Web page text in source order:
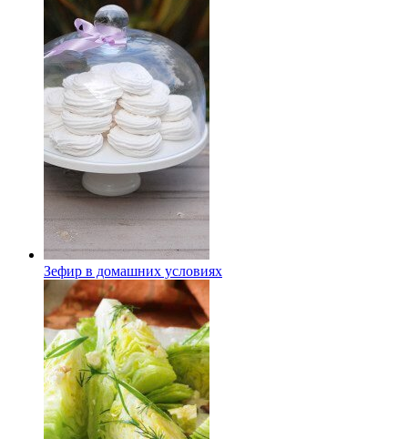
Зефир в домашних условиях